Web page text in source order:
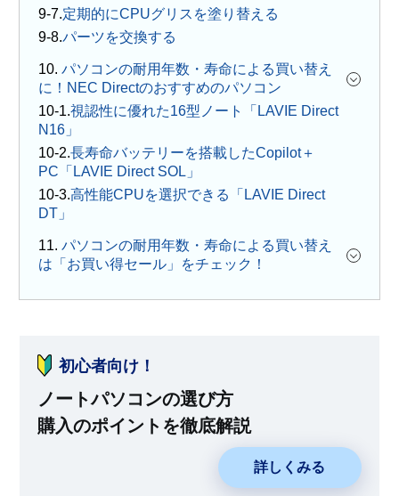
定期的にCPUグリスを塗り替える
パーツを交換する
10. パソコンの耐用年数・寿命による買い替え
に！NEC Directのおすすめのパソコン
視認性に優れた16型ノート「LAVIE Direct
N16」
長寿命バッテリーを搭載したCopilot＋
PC「LAVIE Direct SOL」
高性能CPUを選択できる「LAVIE Direct
DT」
11. パソコンの耐用年数・寿命による買い替え
は「お買い得セール」をチェック！
初心者向け！
ノートパソコンの選び方
購入のポイントを徹底解説
詳しくみる